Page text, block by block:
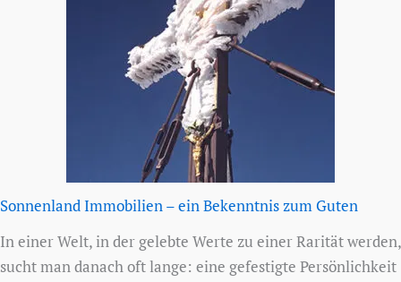
Sonnenland Immobilien – ein Bekenntnis zum Guten
In einer Welt, in der gelebte Werte zu einer Rarität werden,
sucht man danach oft lange: eine gefestigte Persönlichkeit